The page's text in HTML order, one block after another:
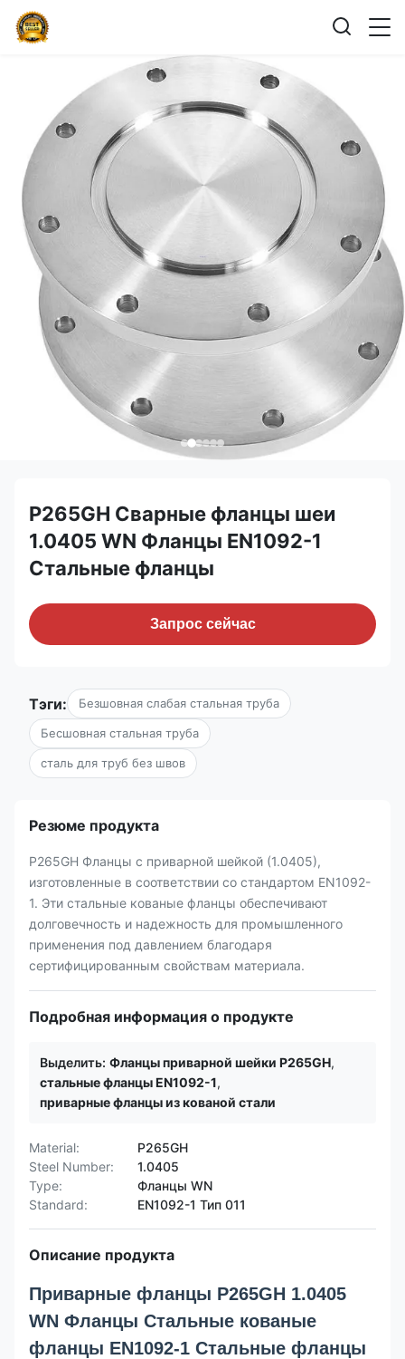
P265GH Сварные фланцы шеи
1.0405 WN Фланцы EN1092-1
Стальные фланцы
Запрос сейчас
Тэги: Безшовная слабая стальная труба
Бесшовная стальная труба
сталь для труб без швов
Резюме продукта
P265GH Фланцы с приварной шейкой (1.0405),
изготовленные в соответствии со стандартом EN1092-
1. Эти стальные кованые фланцы обеспечивают
долговечность и надежность для промышленного
применения под давлением благодаря
сертифицированным свойствам материала.
Подробная информация о продукте
Выделить: Фланцы приварной шейки P265GH,
стальные фланцы EN1092-1,
приварные фланцы из кованой стали
Material:
P265GH
Steel Number:
1.0405
Type:
Фланцы WN
Standard:
EN1092-1 Тип 011
Описание продукта
Приварные фланцы P265GH 1.0405
WN Фланцы Стальные кованые
фланцы EN1092-1 Стальные фланцы